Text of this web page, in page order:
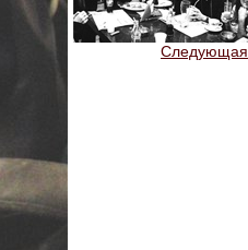
Следующая